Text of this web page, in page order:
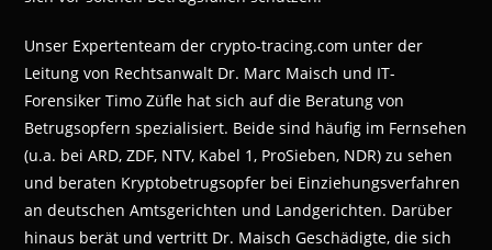
Unser Expertenteam der crypto-tracing.com unter der
Leitung von Rechtsanwalt Dr. Marc Maisch und IT-
Forensiker Timo Züfle hat sich auf die Beratung von
Betrugsopfern spezialisiert. Beide sind häufig im Fernsehen
(u.a. bei ARD, ZDF, NTV, Kabel 1, ProSieben, NDR) zu sehen
und beraten Kryptobetrugsopfer bei Einziehungsverfahren
an deutschen Amtsgerichten und Landgerichten. Darüber
hinaus berät und vertritt Dr. Maisch Geschädigte, die sich